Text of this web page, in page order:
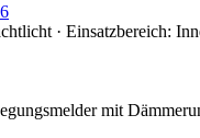
· Einsatzbereich: